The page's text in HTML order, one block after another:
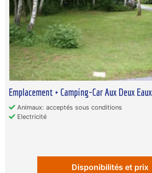
Emplacement + Camping-Car Aux Deux Eaux
Animaux: acceptés sous conditions
Electricité
Disponibilités et prix